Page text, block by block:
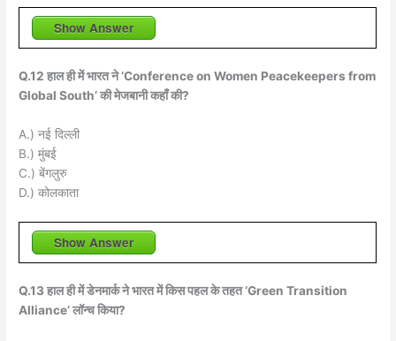
Show Answer
Q.12 हाल ही में भारत ने ‘Conference on Women Peacekeepers from
Global South’ की मेजबानी कहाँ की?
A.) नई दिल्ली
B.) मुंबई
C.) बेंगलुरु
D.) कोलकाता
Show Answer
Q.13 हाल ही में डेनमार्क ने भारत में किस पहल के तहत ‘Green Transition
Alliance’ लॉन्च किया?